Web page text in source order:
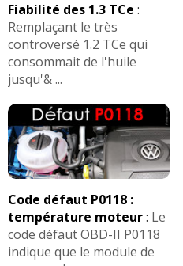
Fiabilité des 1.3 TCe :
Remplaçant le très
controversé 1.2 TCe qui
consommait de l'huile
jusqu'& ...
Code défaut P0118 :
température moteur: Le
code défaut OBD-II P0118
indique que le module de